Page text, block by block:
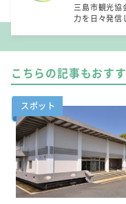
三島市観光協
力を日々発信
こちらの記事もおす
スポット